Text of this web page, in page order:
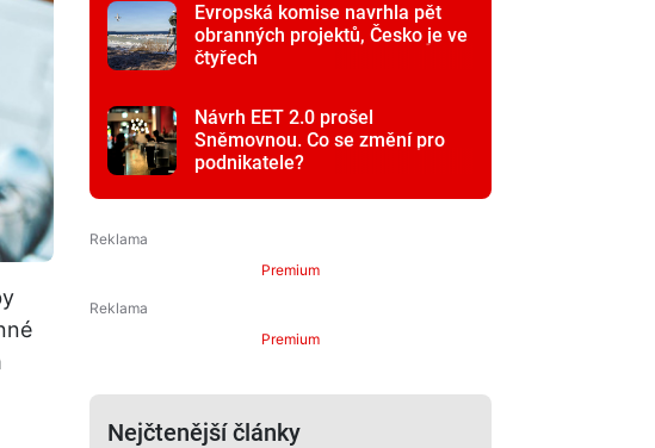
Evropská komise navrhla pět
obranných projektů, Česko je ve
čtyřech
Návrh EET 2.0 prošel
Sněmovnou. Co se změní pro
podnikatele?
Premium
Premium
Nejčtenější články